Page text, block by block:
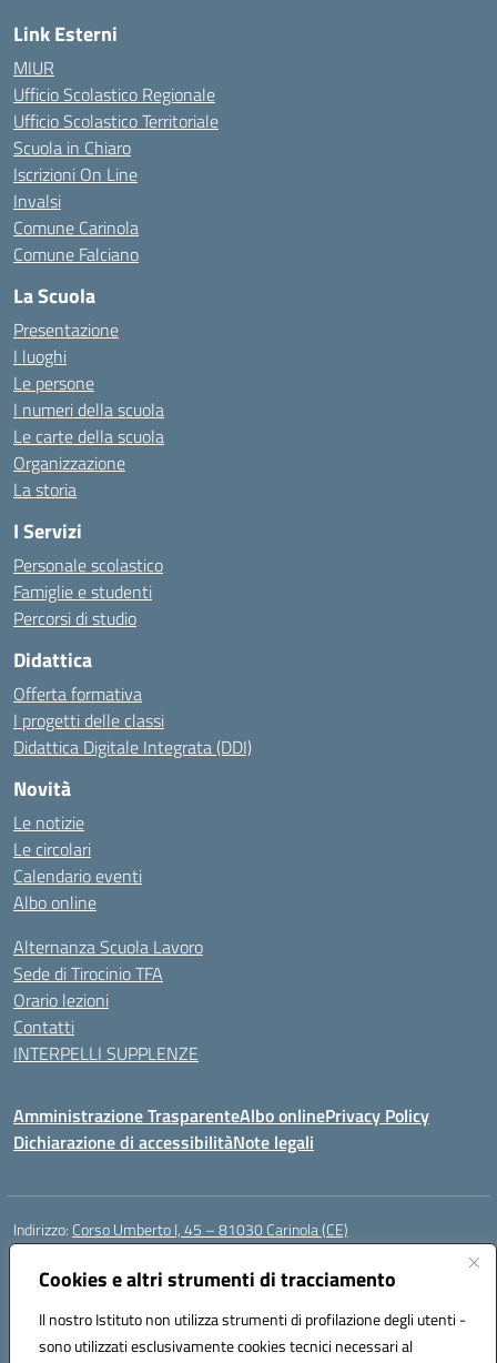
Cookies e altri strumenti di tracciamento
Il nostro Istituto non utilizza strumenti di profilazione degli utenti -
sono utilizzati esclusivamente cookies tecnici necessari al
Link Esterni
MIUR
Ufficio Scolastico Regionale
Ufficio Scolastico Territoriale
Scuola in Chiaro
Iscrizioni On Line
Invalsi
Comune Carinola
Comune Falciano
La Scuola
Presentazione
I luoghi
Le persone
I numeri della scuola
Le carte della scuola
Organizzazione
La storia
I Servizi
Personale scolastico
Famiglie e studenti
Percorsi di studio
Didattica
Offerta formativa
I progetti delle classi
Didattica Digitale Integrata (DDI)
Novità
Le notizie
Le circolari
Calendario eventi
Albo online
Alternanza Scuola Lavoro
Sede di Tirocinio TFA
Orario lezioni
Contatti
INTERPELLI SUPPLENZE
Amministrazione TrasparenteAlbo onlinePrivacy Policy
Dichiarazione di accessibilitàNote legali
Indirizzo: Corso Umberto I, 45 – 81030 Carinola (CE)
Centralino:
Posta elettronica certificata (PEC):ceic88700p@pec.istruzione.it
Codice fiscale: 95014250617
Codice meccanografico:CEIC88700P